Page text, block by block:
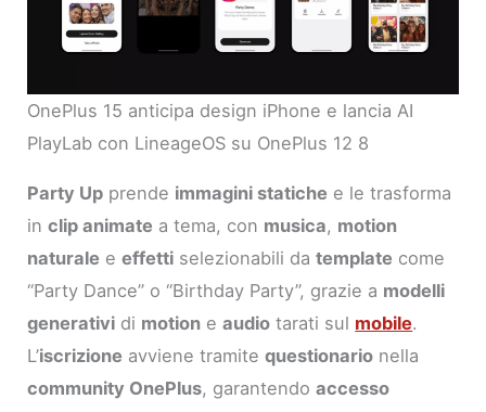
OnePlus 15 anticipa design iPhone e lancia AI
PlayLab con LineageOS su OnePlus 12 8
Party Up prende immagini statiche e le trasforma
inclip animate a tema, con musica, motion
naturale eeffetti selezionabili datemplate come
“Party Dance” o “Birthday Party”, grazie a modelli
generativi di motion eaudio tarati sul mobile.
L’iscrizione avviene tramitequestionario nella
community OnePlus, garantendoaccesso